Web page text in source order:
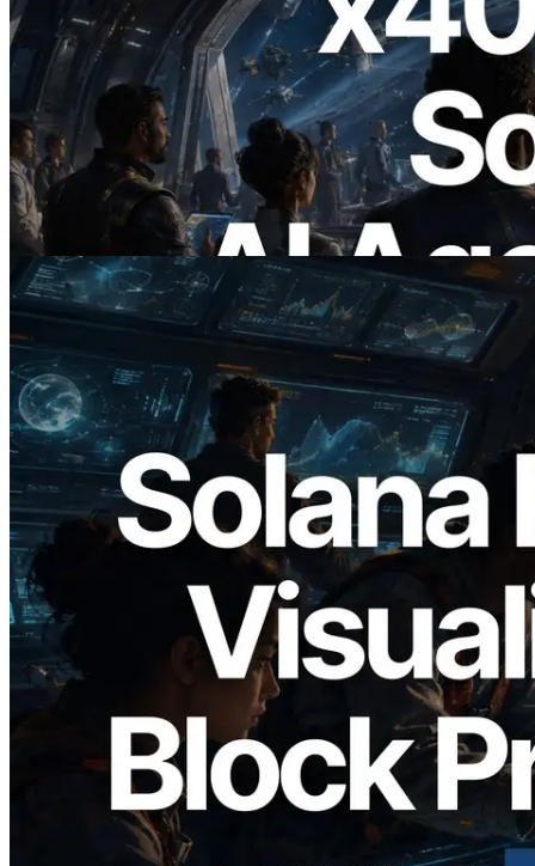
2026.07.04
ERPC lanza Solana RPC compatible con
x402 — La era en la que los agentes de IA
pagan bajo demanda por las API que
necesitan
Leer este artículo
2026.05.24
Validators Solutions lanza el Solana Block
Analyzer — Visualización del tiempo de
producción de bloque por slot y del
Validador asignado
Leer este artículo